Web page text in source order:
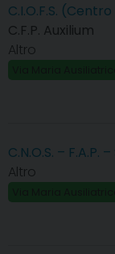
C.I.O.F.S.
C.F.P. Auxilium
Altro
C.N.O.S. – F.A.P.
Altro